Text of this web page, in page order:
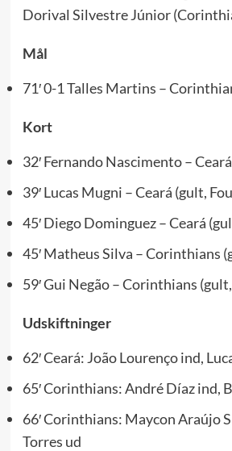
Dorival Silvestre Júnior
Mål
71′ 0-1 Talles Martins –
Kort
32′ Fernando Nascimento –
39′ Lucas Mugni – Ceará (gult,
45′ Diego Dominguez – Ceará
45′ Matheus Silva – Corinthians
59′ Gui Negão – Corinthians
Udskiftninger
62′ Ceará: João Lourenço ind,
65′ Corinthians: André Díaz ind,
66′ Corinthians: Maycon Araújo
Torres ud